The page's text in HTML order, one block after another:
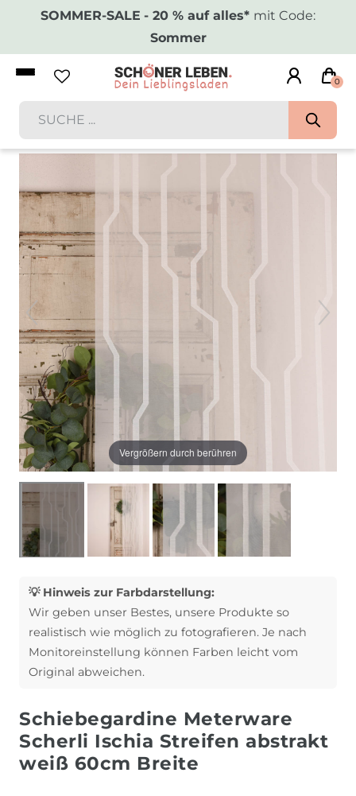
SOMMER-SALE - 20 % auf alles* mit Code:
Sommer
0
Vergrößern durch berühren
💡 Hinweis zur Farbdarstellung:
Wir geben unser Bestes, unsere Produkte so
realistisch wie möglich zu fotografieren. Je nach
Monitoreinstellung können Farben leicht vom
Original abweichen.
Schiebegardine Meterware
Scherli Ischia Streifen abstrakt
weiß 60cm Breite